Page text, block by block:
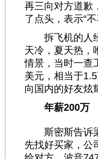
再三向对方道歉
了点头，表示“不
拆飞机的人经
天冷，夏天热，
情景，当时一查
美元，相当于
向国内的好友炫
年薪200万
斯密斯告诉梁
先找好买家，公